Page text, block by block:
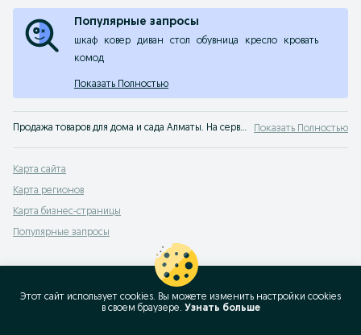
Популярные запросы
шкаф ковер диван стол обувница кресло
кровать
комод
Показать Полностью
Продажа товаров для дома и сада Алматы. На сервисе объявлений OLX Алматы легко и быстро можно купить товары для дома б/у. Покупай только лучшую мебель на OLX! Показать Полностью
Карта сайта
Карта регионов
Карта бизнес-страницы
Популярные запросы
Этот сайт использует cookies. Вы можете изменить настройки cookies
в своeм браузере. Узнать больше